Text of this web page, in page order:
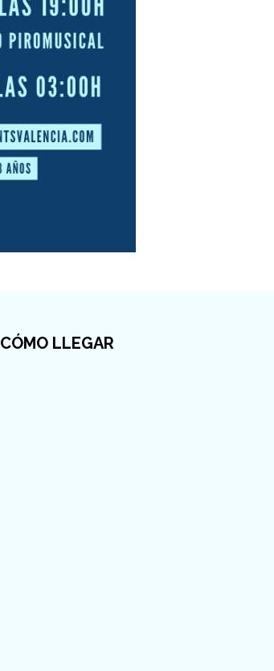
CÓMO LLEGAR